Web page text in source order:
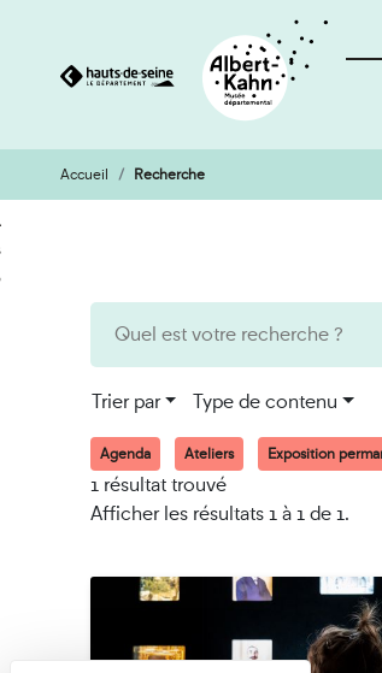
Aller
au
contenu
Aller
à
la
Accueil Recherche
Trier par Type de contenu
Agenda Ateliers Exposition
1 résultat trouvé
Afficher les résultats 1 à 1 de 1.